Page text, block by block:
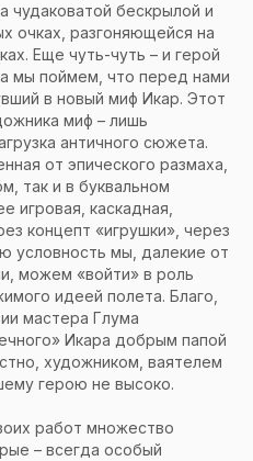
чудаковатой бескрылой и
очках, разгоняющейся на
Еще чуть-чуть – и герой
мы поймем, что перед нами
в новый миф Икар. Этот
миф – лишь
античного сюжета.
от эпического размаха,
так и в буквальном
игровая, каскадная,
концепт «игрушки», через
условность мы, далекие от
можем «войти» в роль
идеей полета. Благо,
мастера Глума
Икара добрым папой
художником, ваятелем
герою не высоко.
работ множество
– всегда особый